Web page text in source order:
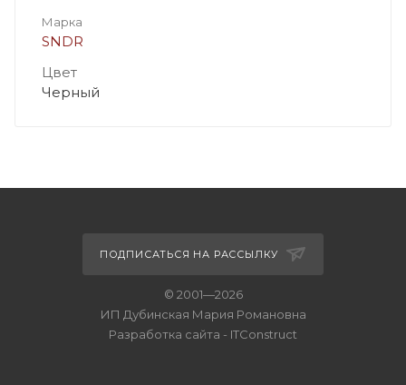
Марка
SNDR
Цвет
Черный
ПОДПИСАТЬСЯ НА РАССЫЛКУ
© 2001—2026
ИП Дубинская Мария Романовна
Разработка сайта - ITConstruct